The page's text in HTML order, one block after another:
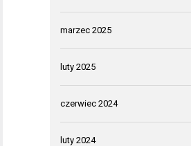
marzec 2025
luty 2025
czerwiec 2024
luty 2024